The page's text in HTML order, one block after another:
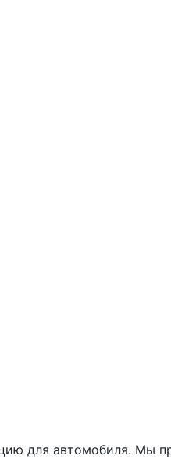
для автомобиля. Мы